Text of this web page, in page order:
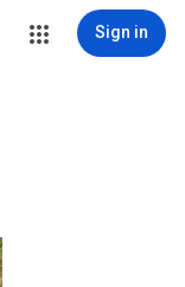
Sign in